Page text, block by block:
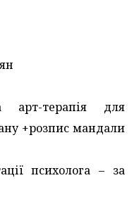
арт-терапія для
+розпис мандали
психолога – за